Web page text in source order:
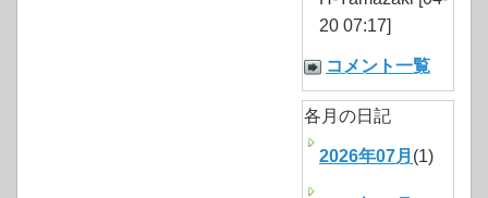
20 07:17]
コメント一覧
各月の日記
2026年07月 (1)